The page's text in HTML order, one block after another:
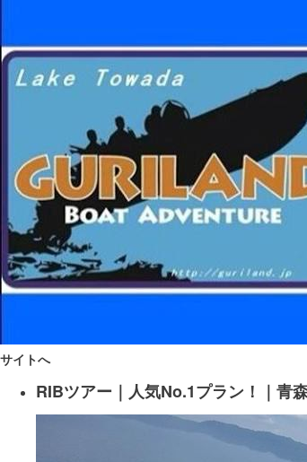
サイトへ
RIBツアー｜人気No.1プラン！｜青